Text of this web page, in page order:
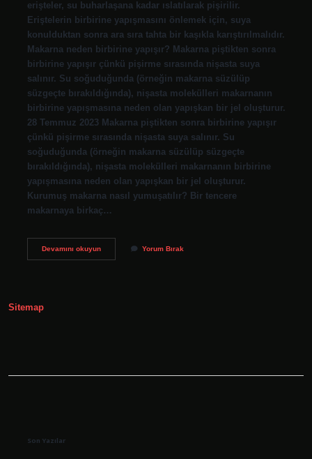
erişteler, su buharlaşana kadar ıslatılarak pişirilir.
Eriştelerin birbirine yapışmasını önlemek için, suya
konulduktan sonra ara sıra tahta bir kaşıkla karıştırılmalıdır.
Makarna neden birbirine yapışır? Makarna piştikten sonra
birbirine yapışır çünkü pişirme sırasında nişasta suya
salınır. Su soğuduğunda (örneğin makarna süzülüp
süzgeçte bırakıldığında), nişasta molekülleri makarnanın
birbirine yapışmasına neden olan yapışkan bir jel oluşturur.
28 Temmuz 2023 Makarna piştikten sonra birbirine yapışır
çünkü pişirme sırasında nişasta suya salınır. Su
soğuduğunda (örneğin makarna süzülüp süzgeçte
bırakıldığında), nişasta molekülleri makarnanın birbirine
yapışmasına neden olan yapışkan bir jel oluşturur.
Kurumuş makarna nasıl yumuşatılır? Bir tencere
makarnaya birkaç…
Devamını okuyunBirbirine
Yorum Bırak
Sitemap
Son Yazılar